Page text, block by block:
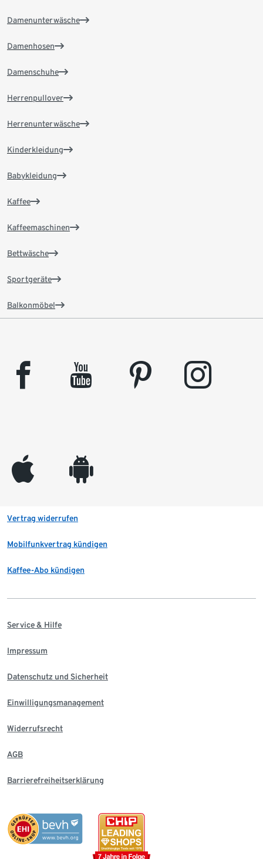
Damenunterwäsche
Damenhosen
Damenschuhe
Herrenpullover
Herrenunterwäsche
Kinderkleidung
Babykleidung
Kaffee
Kaffeemaschinen
Bettwäsche
Sportgeräte
Balkonmöbel
facebook youtube pinterest instagram
appleinc android
Vertrag widerrufen
Mobilfunkvertrag kündigen
Kaffee-Abo kündigen
Service & Hilfe
Impressum
Datenschutz und Sicherheit
Einwilligungsmanagement
Widerrufsrecht
AGB
Barrierefreiheitserklärung